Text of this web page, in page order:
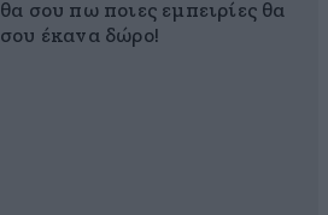
θα σου πω ποιες εμπειρίες θα
σου έκανα δώρο!